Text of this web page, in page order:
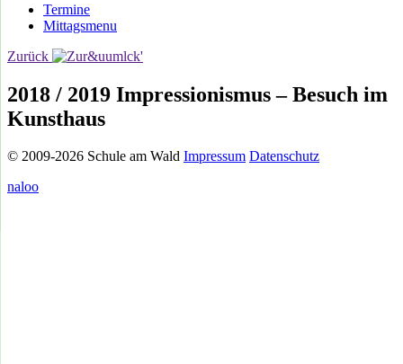
Termine
Mittagsmenu
Zurück
2018 / 2019 Impressionismus – Besuch im
Kunsthaus
© 2009-2026 Schule am Wald Impressum Datenschutz
naloo